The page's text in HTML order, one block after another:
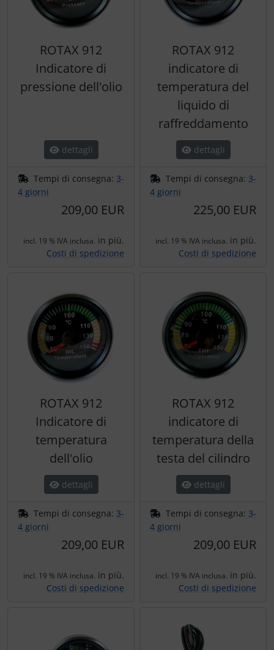
ROTAX 912
Indicatore di
pressione dell'olio
dettagli
Tempi di consegna: 3-
4 giorni
209,00 EUR
incl. 19 % IVA inclusa. in più.
Costi di spedizione
ROTAX 912
indicatore di
temperatura del
liquido di
raffreddamento
dettagli
Tempi di consegna: 3-
4 giorni
225,00 EUR
incl. 19 % IVA inclusa. in più.
Costi di spedizione
ROTAX 912
Indicatore di
temperatura
dell'olio
dettagli
Tempi di consegna: 3-
4 giorni
209,00 EUR
incl. 19 % IVA inclusa. in più.
Costi di spedizione
ROTAX 912
indicatore di
temperatura della
testa del cilindro
dettagli
Tempi di consegna: 3-
4 giorni
209,00 EUR
incl. 19 % IVA inclusa. in più.
Costi di spedizione